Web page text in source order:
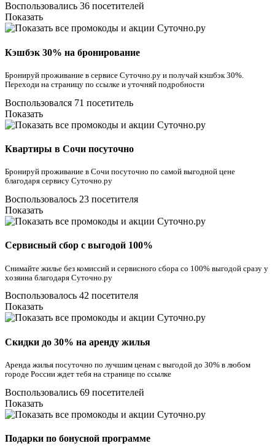
Воспользовались 36 посетителей
Показать
Кэшбэк 30% на бронирование
Бронируй проживание в сервисе Суточно.ру и получай кэшбэк 30%.
Переходи на страницу по ссылке и уточняй подробности
Воспользовался 71 посетитель
Показать
Квартиры в Сочи посуточно
Бронируй проживание в Сочи посуточно по самой выгодной цене
благодаря сервису Суточно.ру
Воспользовалось 23 посетителя
Показать
Сервисный сбор с выгодой 100%
Снимайте жилье без комиссий и сервисного сбора со 100% выгодой сразу у
хозяина благодаря Суточно.ру
Воспользовалось 42 посетителя
Показать
Скидки до 30% на аренду жилья
Аренда жилья посуточно по лучшим ценам с выгодой до 30% в любом
городе России ждет тебя на странице по ссылке
Воспользовались 69 посетителей
Показать
Подарки по бонусной программе